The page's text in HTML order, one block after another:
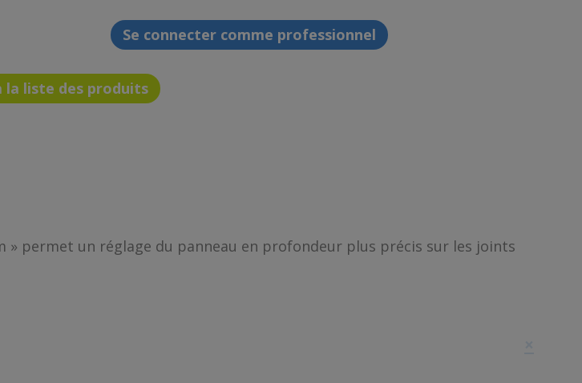
Se connecter comme professionnel
la liste des produits
permet un réglage du panneau en profondeur plus précis sur les joints